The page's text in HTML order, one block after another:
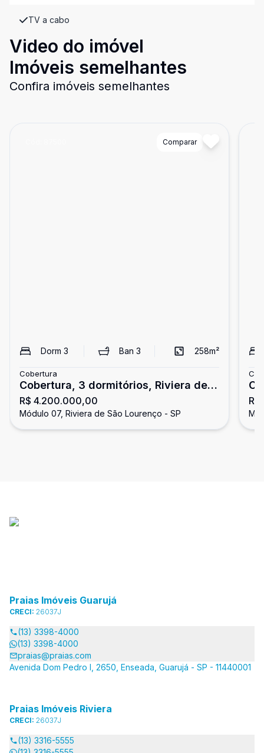
TV a cabo
Video do imóvel
Imóveis semelhantes
Confira imóveis semelhantes
Comparar
Dorm 3 Ban3 258m²
Cobertura
Cobertura, 3 dormitórios, Riviera de
São Lourenço
R$ 4.200.000,00
Módulo 07, Riviera de São Lourenço - SP
Praias Imóveis Guarujá
CRECI: 26037J
(13) 3398-4000
(13) 3398-4000
praias@praias.com
Avenida Dom Pedro I, 2650, Enseada, Guarujá - SP - 11440001
Praias Imóveis Riviera
CRECI: 26037J
(13) 3316-5555